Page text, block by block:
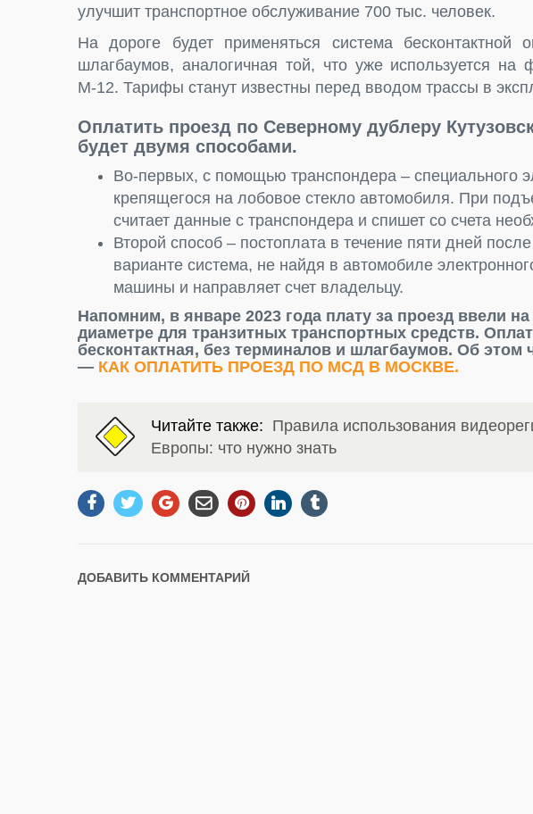
улучшит транспортное обслуживание 700 тыс. человек.
На дороге будет применяться система
шлагбаумов, аналогичная той, что уже используется
М-12. Тарифы станут известны перед вводом трассы в
Оплатить проезд по Северному дублеру
будет двумя способами.
Во-первых, с помощью транспондера – специального
крепящегося на лобовое стекло автомобиля. При
считает данные с транспондера и спишет со счета
Второй способ – постоплата в течение пяти дней
варианте система, не найдя в автомобиле
машины и направляет счет владельцу.
Напомним, в январе 2023 года плату за проезд ввели
диаметре для транзитных транспортных средств.
бесконтактная, без терминалов и шлагбаумов. Об этом
— КАК ОПЛАТИТЬ ПРОЕЗД ПО МСД В МОСКВЕ.
Читайте также: Правила использования
Европы: что нужно знать
ДОБАВИТЬ КОММЕНТАРИЙ